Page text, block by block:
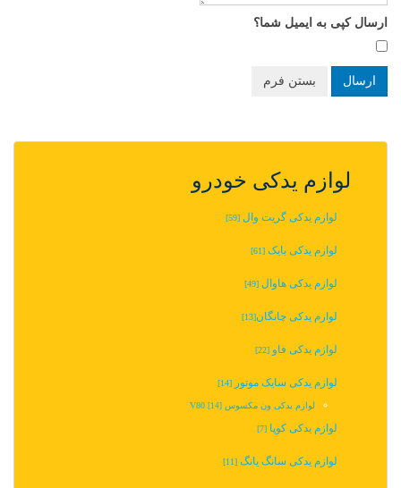
ارسال کپی به ایمیل شما؟
ارسال بستن فرم
لوازم یدکی خودرو
لوازم یدکی گریت وال [59]
لوازم یدکی بایک [61]
لوازم یدکی هاوال [49]
لوازم یدکی چانگان‬‎[13]
لوازم یدکی فاو [22]
لوازم یدکی سایک موتور [14]
لوازم یدکی ون مکسوس V80 [14]
لوازم یدکی کوپا [7]
لوازم یدکی سانگ یانگ [11]